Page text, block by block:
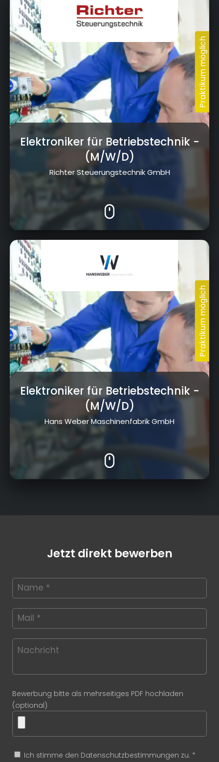
Elektroniker für Betriebstechnik-
(M/W/D)
Richter Steuerungstechnik GmbH
Elektroniker für Betriebstechnik-
(M/W/D)
Hans Weber Maschinenfabrik GmbH
Jetzt direkt bewerben
Bewerbung bitte als mehrseitiges PDF hochladen
(optional)
Ich stimme den Datenschutzbestimmungen zu. *